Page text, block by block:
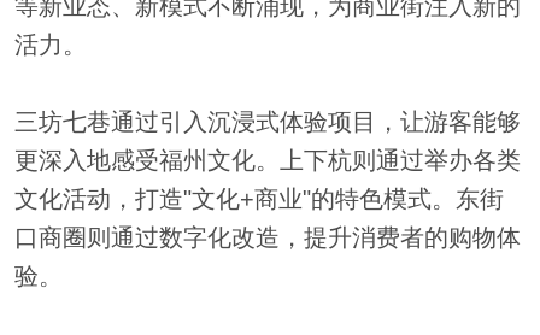
等新业态、新模式不断涌现，为商业街注入新的
活力。
三坊七巷通过引入沉浸式体验项目，让游客能够
更深入地感受福州文化。上下杭则通过举办各类
文化活动，打造"文化+商业"的特色模式。东街
口商圈则通过数字化改造，提升消费者的购物体
验。